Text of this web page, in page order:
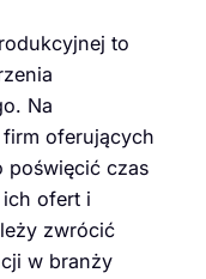
to
Na
firm oferujących
poświęcić czas
ich ofert i
zwrócić
w branży